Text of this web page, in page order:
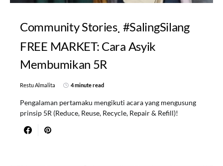
Community Stories #SalingSilang
FREE MARKET: Cara Asyik
Membumikan 5R
Restu Almalita 4 minute read
Pengalaman pertamaku mengikuti acara yang mengusung
prinsip 5R (Reduce, Reuse, Recycle, Repair & Refill)!